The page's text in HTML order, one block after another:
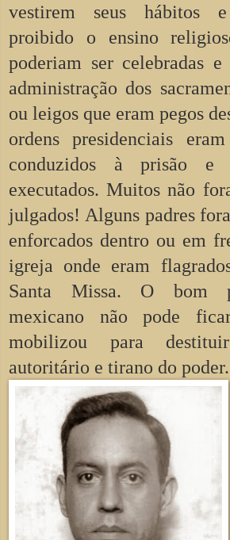
vestirem seus hábitos
proibido o ensino
poderiam ser celebradas
administração dos
ou leigos que eram pegos
ordens presidenciais
conduzidos à prisão e
executados. Muitos não
julgados! Alguns padres
enforcados dentro ou em
igreja onde eram
Santa Missa. O bom
mexicano não pode
mobilizou para
autoritário e tirano do poder.